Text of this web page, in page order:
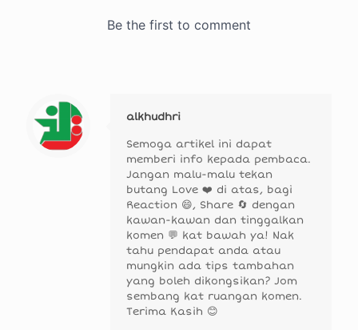
alkhudhri
Semoga artikel ini dapat
memberi info kepada pembaca.
Jangan malu-malu tekan
butang Love ❤️ di atas, bagi
Reaction 😄, Share 🔄 dengan
kawan-kawan dan tinggalkan
komen 💬 kat bawah ya! Nak
tahu pendapat anda atau
mungkin ada tips tambahan
yang boleh dikongsikan? Jom
sembang kat ruangan komen.
Terima Kasih 😊